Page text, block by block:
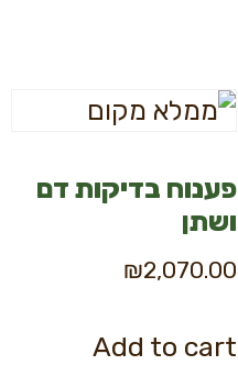
פענוח בדיקות דם
ושתן
₪2,070.00
Add to cart